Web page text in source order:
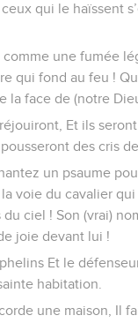
qui le haïssent
comme une fumée
qui fond au feu !
la face de (notre
Et ils seront
des cris
un psaume
voie du cavalier
ciel ! Son (vrai)
joie devant lui !
Et le
habitation.
une maison, Il